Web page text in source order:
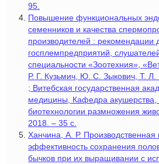
95.
Повышение функциональных
семенников и качества
производителей : рекомендации
госплемпредприятий,
специальности «Зоотехния»,
Р. Г. Кузьмич, Ю. С. Зыкович, Т. Л.
; Витебская государственная
медицины, Кафедра акушерства,
биотехнологии размножения
2018. – 35 с.
Ханчина, А. Р. Производственная
эффективность сохранения
бычков при их выращивании с